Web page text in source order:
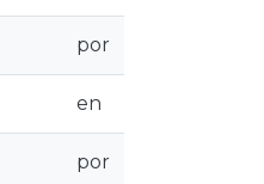
por
en
por